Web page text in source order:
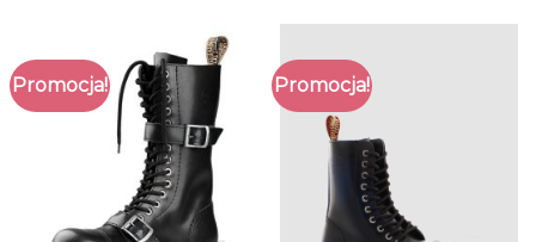
Promocja! Promocja!